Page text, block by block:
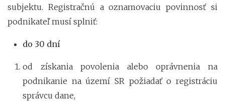
subjektu. Registračnú a oznamovaciu povinnosť si
podnikateľ musí splniť:
do 30 dní
od získania povolenia alebo oprávnenia na
podnikanie na území SR požiadať o registráciu
správcu dane,